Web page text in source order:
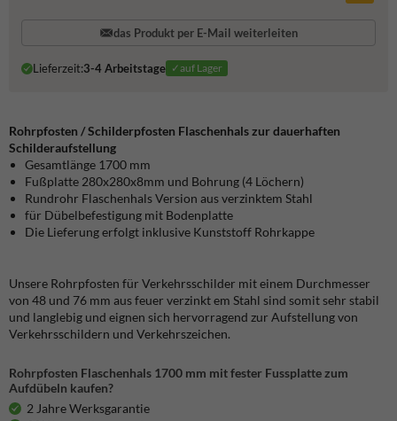
das Produkt per E-Mail weiterleiten
Lieferzeit:3-4 Arbeitstage ✓auf Lager
Rohrpfosten / Schilderpfosten Flaschenhals zur dauerhaften
Schilderaufstellung
Gesamtlänge 1700 mm
Fußplatte 280x280x8mm und Bohrung (4 Löchern)
Rundrohr Flaschenhals Version aus verzinktem Stahl
für Dübelbefestigung mit Bodenplatte
Die Lieferung erfolgt inklusive Kunststoff Rohrkappe
Unsere Rohrpfosten für Verkehrsschilder mit einem Durchmesser
von 48 und 76 mm aus feuer verzinkt em Stahl sind somit sehr stabil
und langlebig und eignen sich hervorragend zur Aufstellung von
Verkehrsschildern und Verkehrszeichen.
Rohrpfosten Flaschenhals 1700 mm mit fester Fussplatte zum
Aufdübeln kaufen?
2 Jahre Werksgarantie